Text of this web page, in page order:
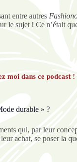
entre autres
le sujet ! Ce n’était
moi dans ce podcast !
durable » ?
qui, par leur
achat, se poser la